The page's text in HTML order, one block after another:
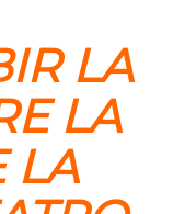
LA
LA
LA